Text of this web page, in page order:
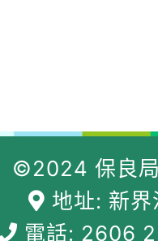
©2024 保良
地址: 新
電話: 2606